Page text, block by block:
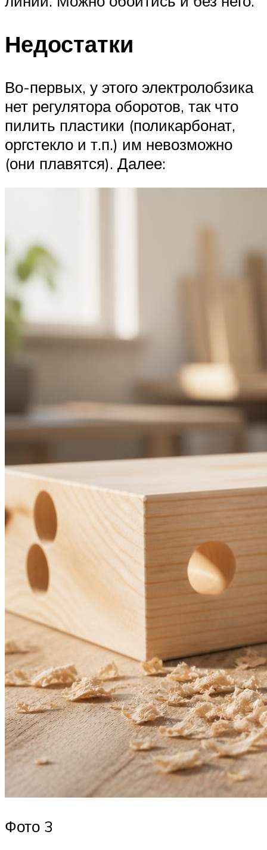
Недостатки
Во-первых, у этого электролобзика
нет регулятора оборотов, так что
пилить пластики (поликарбонат,
оргстекло и т.п.) им невозможно
(они плавятся). Далее:
Фото 3